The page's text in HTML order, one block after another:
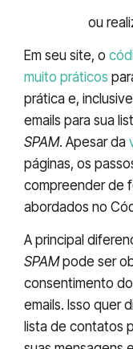
ou
Em seu site, o
muito práticos
prática e,
emails para sua
SPAM. Apesar da
páginas, os
compreender de
abordados no
A principal
SPAMpode ser
consentimento
emails. Isso quer
lista de contatos